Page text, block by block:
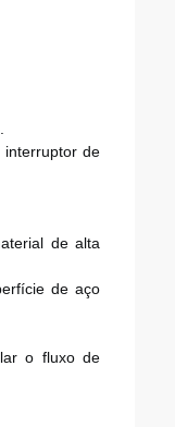
interruptor de
de alta
de aço
o fluxo de